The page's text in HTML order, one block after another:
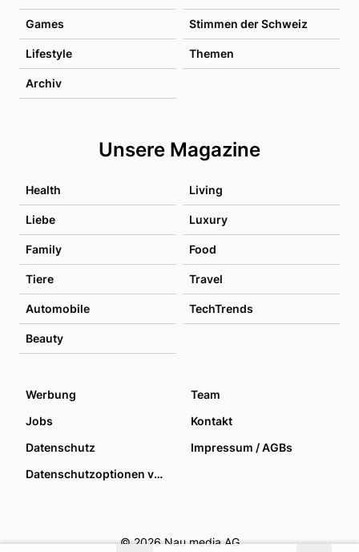
Games Stimmen der Schweiz
Lifestyle Themen
Archiv
Unsere Magazine
Health Living
Liebe Luxury
Family Food
Tiere Travel
Automobile TechTrends
Beauty
Werbung
Team
Jobs
Kontakt
Datenschutz
Impressum / AGBs
Datenschutzoptionen verwalten
© 2026 Nau media AG